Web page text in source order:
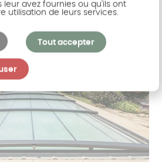
avez fournies ou qu'ils ont
utilisation de leurs services.
Tout accepter